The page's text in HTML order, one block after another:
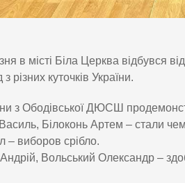
в місті Біла Церква відбувся
різних куточків України.
з Ободівської ДЮСШ
Білоконь Артем – стали
– виборов срібло.
Вольський Олександр –